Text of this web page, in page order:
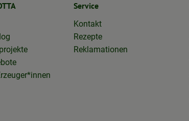
Service
Kontakt
Rezepte
Reklamationen